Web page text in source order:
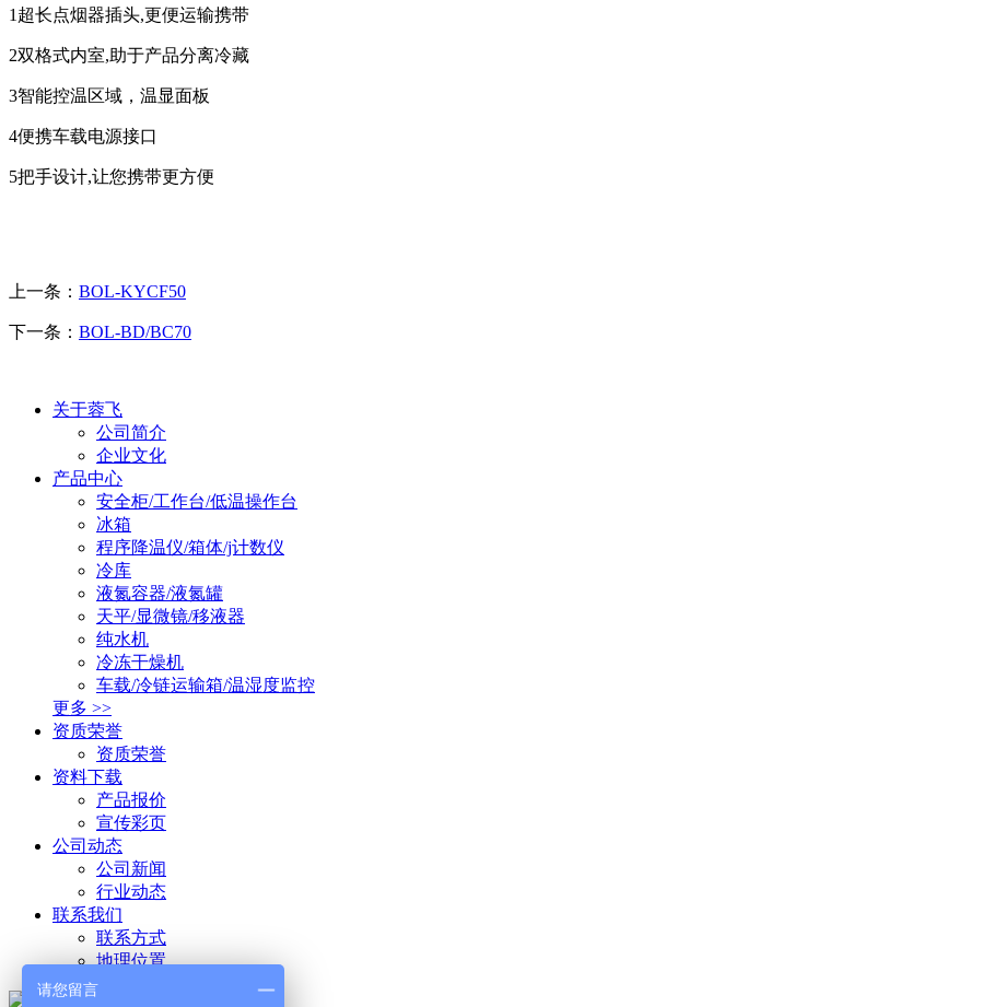
1超长点烟器插头,更便运输携带
2双格式内室,助于产品分离冷藏
3智能控温区域，温显面板
4便携车载电源接口
5把手设计,让您携带更方便
上一条： BOL-KYCF50
下一条： BOL-BD/BC70
关于蓉飞
公司简介
企业文化
产品中心
安全柜/工作台/低温操作台
冰箱
程序降温仪/箱体/j计数仪
冷库
液氮容器/液氮罐
天平/显微镜/移液器
纯水机
冷冻干燥机
车载/冷链运输箱/温湿度监控
更多 >>
资质荣誉
资质荣誉
资料下载
产品报价
宣传彩页
公司动态
公司新闻
行业动态
联系我们
联系方式
地理位置
请您留言